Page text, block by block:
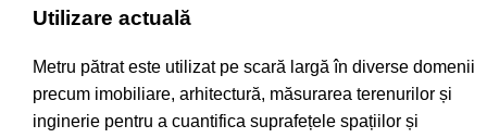
Utilizare actuală
Metru pătrat este utilizat pe scară largă în diverse domenii
precum imobiliare, arhitectură, măsurarea terenurilor și
inginerie pentru a cuantifica suprafețele spațiilor și